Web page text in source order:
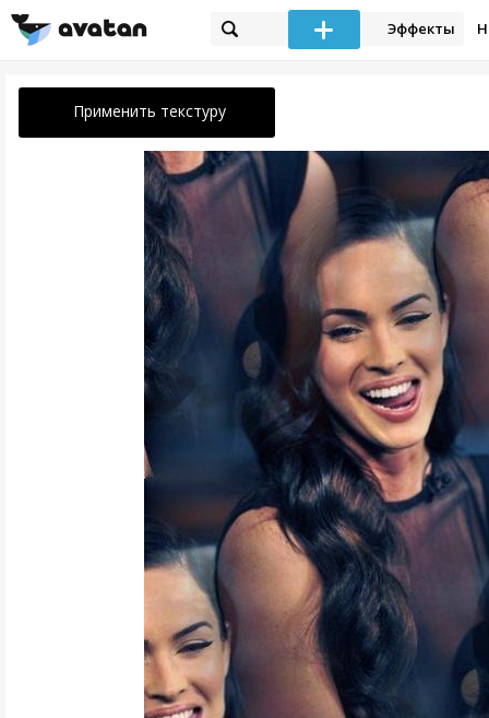
Эффекты
Применить текстуру